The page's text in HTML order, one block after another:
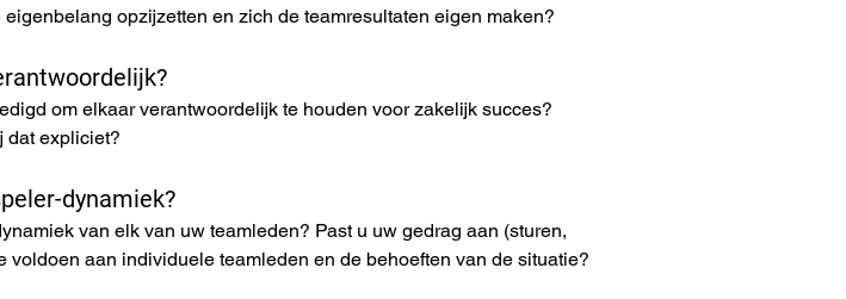
opzijzetten en zich de teamresultaten eigen maken?
om elkaar verantwoordelijk te houden voor zakelijk succes?
dat expliciet?
dynamiek?
van elk van uw teamleden? Past u uw gedrag aan (sturen,
voldoen aan individuele teamleden en de behoeften van de situatie?